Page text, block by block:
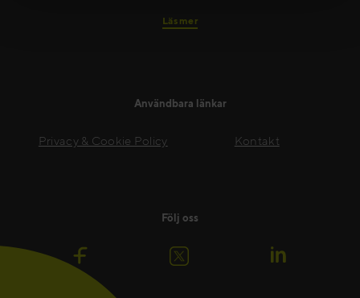
Läs mer
Användbara länkar
Privacy & Cookie Policy Kontakt
Följ oss